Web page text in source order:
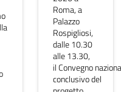
Roma, a
Palazzo
Rospigliosi,
dalle 10.30
alle 13.30,
il Convegno
conclusivo del